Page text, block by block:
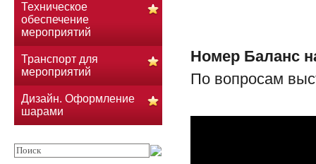
Номер Баланс
По вопросам
Техническое
обеспечение
мероприятий
Транспорт для
мероприятий
Дизайн. Оформление
шарами